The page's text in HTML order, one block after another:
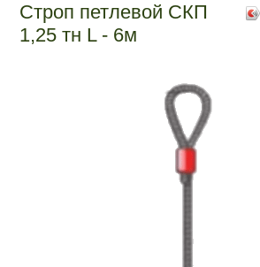
Строп петлевой СКП
1,25 тн L - 6м